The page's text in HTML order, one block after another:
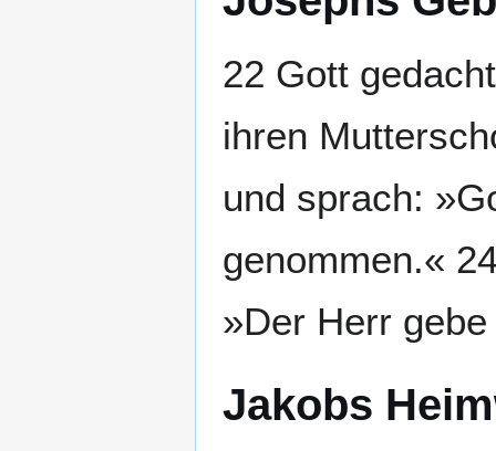
22 Gott
ihren
und sprach:
genommen.«
»Der Herr
Jakobs